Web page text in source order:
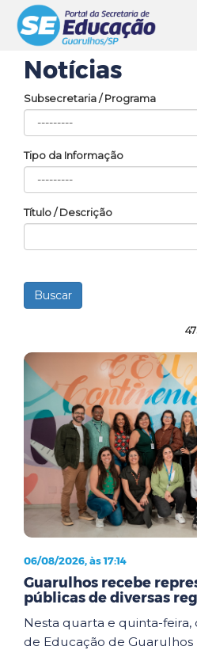
Notícias
Subsecretaria / Programa
Tipo da Informação
Título / Descrição
06/08/2026, às 17:14
Guarulhos recebe
públicas de diversas
Nesta quarta e quinta-feira,
de Educação de Guarulhos